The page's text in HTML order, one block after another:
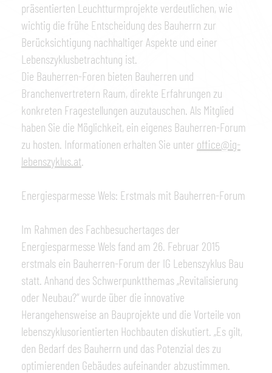
präsentierten Leuchtturmprojekte verdeutlichen, wie
wichtig die frühe Entscheidung des Bauherrn zur
Berücksichtigung nachhaltiger Aspekte und einer
Lebenszyklusbetrachtung ist.
Die Bauherren-Foren bieten Bauherren und
Branchenvertretern Raum, direkte Erfahrungen zu
konkreten Fragestellungen auzutauschen. Als Mitglied
haben Sie die Möglichkeit, ein eigenes Bauherren-Forum
zu hosten. Informationen erhalten Sie unter office@ig-
lebenszyklus.at.
Energiesparmesse Wels: Erstmals mit Bauherren-Forum
Im Rahmen des Fachbesuchertages der
Energiesparmesse Wels fand am 26. Februar 2015
erstmals ein Bauherren-Forum der IG Lebenszyklus Bau
statt. Anhand des Schwerpunktthemas „Revitalisierung
oder Neubau?“ wurde über die innovative
Herangehensweise an Bauprojekte und die Vorteile von
lebenszyklusorientierten Hochbauten diskutiert. „Es gilt,
den Bedarf des Bauherrn und das Potenzial des zu
optimierenden Gebäudes aufeinander abzustimmen.